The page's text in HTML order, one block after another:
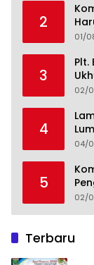
2
01/
3
Plt.
02/
4
04/
5
02/
Terbaru